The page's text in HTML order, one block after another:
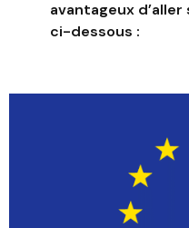
Nom
avantageux d’aller
ci-dessous :